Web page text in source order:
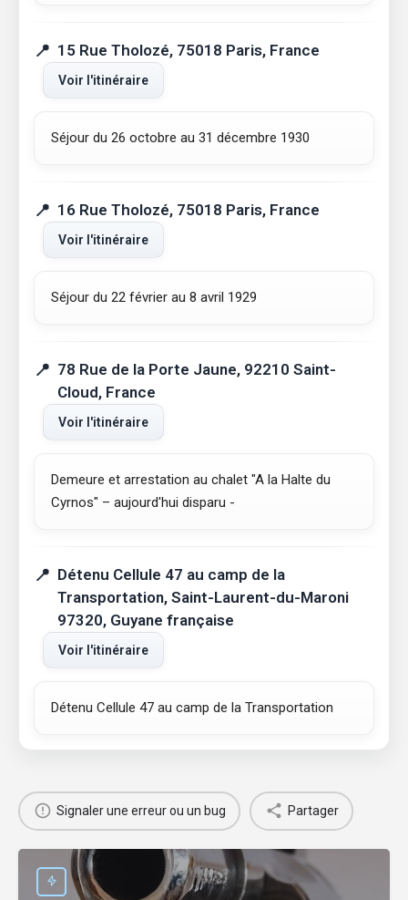
15 Rue Tholozé, 75018 Paris, France
Voir l'itinéraire
Séjour du 26 octobre au 31 décembre 1930
16 Rue Tholozé, 75018 Paris, France
Voir l'itinéraire
Séjour du 22 février au 8 avril 1929
78 Rue de la Porte Jaune, 92210 Saint-
Cloud, France
Voir l'itinéraire
Demeure et arrestation au chalet "A la Halte du
Cyrnos" – aujourd'hui disparu -
Détenu Cellule 47 au camp de la
Transportation, Saint-Laurent-du-Maroni
97320, Guyane française
Voir l'itinéraire
Détenu Cellule 47 au camp de la Transportation
Signaler une erreur ou un bug Partager